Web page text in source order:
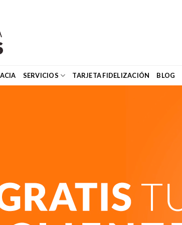
SERVICIOS TARJETA FIDELIZACIÓN BLOG